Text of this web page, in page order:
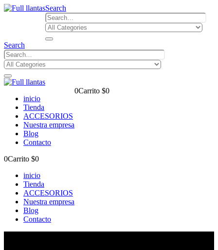
Search
Search
inicio
Tienda
ACCESORIOS
Nuestra empresa
Blog
Contacto
0Carrito $0
0Carrito $0
inicio
Tienda
ACCESORIOS
Nuestra empresa
Blog
Contacto